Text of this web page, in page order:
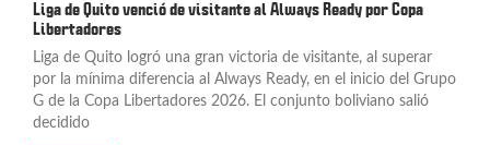
Liga de Quito venció de visitante al Always Ready por Copa
Libertadores
Liga de Quito logró una gran victoria de visitante, al superar
por la mínima diferencia al Always Ready, en el inicio del Grupo
G de la Copa Libertadores 2026. El conjunto boliviano salió
decidido